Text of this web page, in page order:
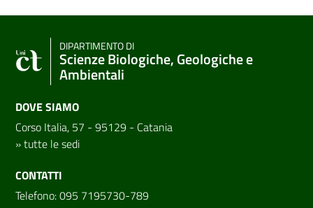
DIPARTIMENTO DI
Scienze Biologiche, Geologiche e
Ambientali
DOVE SIAMO
Corso Italia, 57 - 95129 - Catania
»tutte le sedi
CONTATTI
Telefono: 095 7195730-789